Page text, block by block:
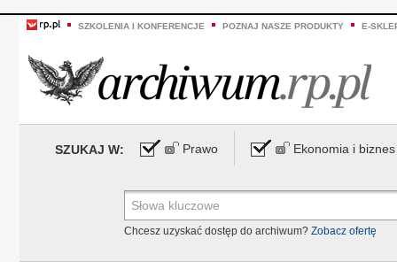
SZKOLENIA I KONFERENCJE POZNAJ NASZE PRODUKTY E-
SZUKAJ W: Prawo Ekonomia i biznes
Chcesz uzyskać dostęp do archiwum? Zobacz ofertę